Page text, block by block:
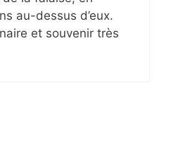
au-dessus d’eux.
et souvenir très